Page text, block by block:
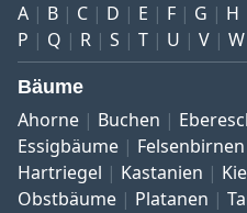
A B C D E F G H
P
Q R S T U V W
Bäume
Ahorne Buchen
Essigbäume
Felsenbirnen
Hartriegel
Kastanien
Obstbäume
Platanen